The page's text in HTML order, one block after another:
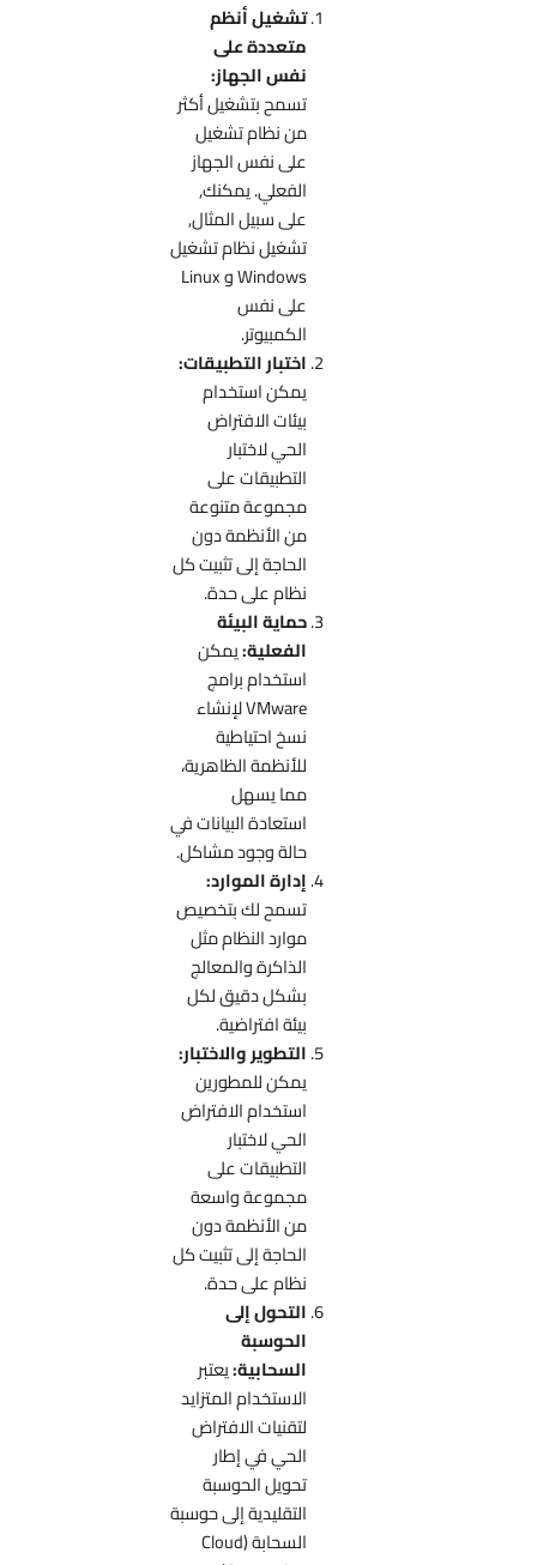
تشغيل أنظم
متعددة على
نفس الجهاز:
تسمح بتشغيل أكثر
من نظام تشغيل
على نفس الجهاز
الفعلي. يمكنك,
على سبيل المثال,
تشغيل نظام تشغيل
Windows و Linux
على نفس
الكمبيوتر.
اختبار التطبيقات:
يمكن استخدام
بيئات الافتراض
الحي لاختبار
التطبيقات على
مجموعة متنوعة
من الأنظمة دون
الحاجة إلى تثبيت كل
نظام على حدة.
حماية البيئة
الفعلية:يمكن
استخدام برامج
VMware لإنشاء
نسخ احتياطية
للأنظمة الظاهرية،
مما يسهل
استعادة البيانات في
حالة وجود مشاكل.
إدارة الموارد:
تسمح لك بتخصيص
موارد النظام مثل
الذاكرة والمعالج
بشكل دقيق لكل
بيئة افتراضية.
التطوير والاختبار:
يمكن للمطورين
استخدام الافتراض
الحي لاختبار
التطبيقات على
مجموعة واسعة
من الأنظمة دون
الحاجة إلى تثبيت كل
نظام على حدة.
التحول إلى
الحوسبة
السحابية:يعتبر
الاستخدام المتزايد
لتقنيات الافتراض
الحي في إطار
تحويل الحوسبة
التقليدية إلى حوسبة
السحابة (Cloud